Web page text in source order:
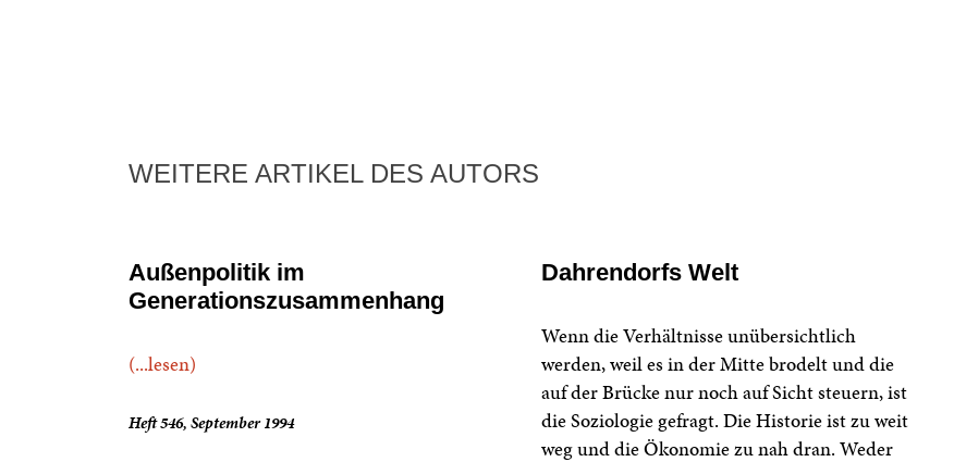
WEITERE ARTIKEL DES AUTORS
Außenpolitik im
Generationszusammenhang
(...lesen)
Heft 546, September 1994
Dahrendorfs Welt
Wenn die Verhältnisse unübersichtlich
werden, weil es in der Mitte brodelt und die
auf der Brücke nur noch auf Sicht steuern, ist
die Soziologie gefragt. Die Historie ist zu weit
weg und die Ökonomie zu nah dran. Weder